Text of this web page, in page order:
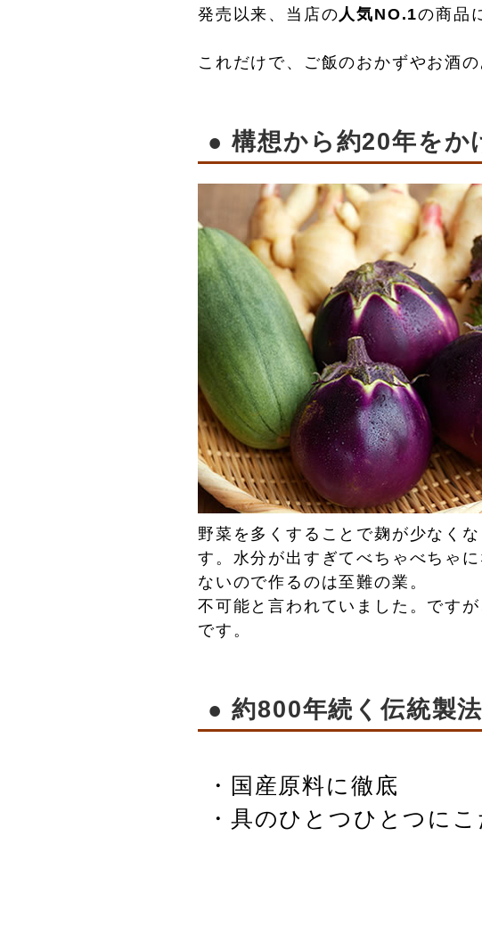
発売以来、当店の 人気NO.1の商品
これだけで、ご飯のおかずやお酒
● 構想から約20年をか
野菜を多くすることで麹が少なく
す。水分が出すぎてべちゃべちゃ
ないので作るのは至難の業。
不可能と言われていました。です
です。
● 約800年続く伝統製
・国産原料に徹底
・具のひとつひとつに